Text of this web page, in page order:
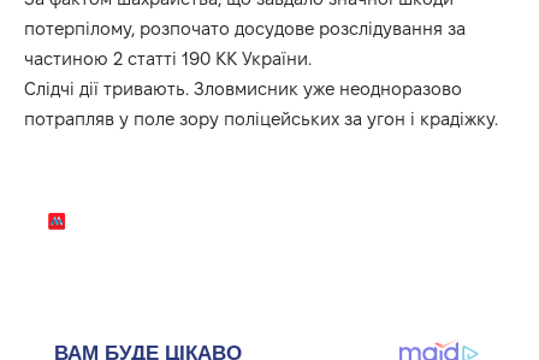
потерпілому, розпочато досудове розслідування за
частиною 2 статті 190 КК України.
Слідчі дії тривають. Зловмисник уже неодноразово
потрапляв у поле зору поліцейських за угон і крадіжку.